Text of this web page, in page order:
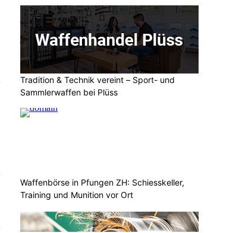
Tradition & Technik vereint – Sport- und
Sammlerwaffen bei Plüss
Waffenbörse in Pfungen ZH: Schiesskeller,
Training und Munition vor Ort